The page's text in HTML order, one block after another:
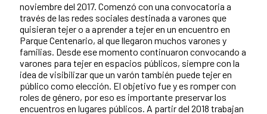
noviembre del 2017. Comenzó con una convocatoria a
través de las redes sociales destinada a varones que
quisieran tejer o a aprender a tejer en un encuentro en
Parque Centenario, al que llegaron muchos varones y
familias. Desde ese momento continuaron convocando a
varones para tejer en espacios públicos, siempre con la
idea de visibilizar que un varón también puede tejer en
público como elección. El objetivo fue y es romper con
roles de género, por eso es importante preservar los
encuentros en lugares públicos. A partir del 2018 trabajan